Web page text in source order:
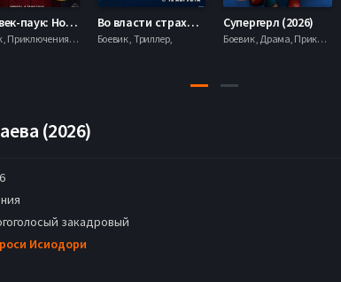
Человек-паук: Новый день (2026)
Боевик , Приключения, Фантастика, Фэнтези,
Во власти страха (2026)
Боевик , Триллер,
Супергерл (2026)
Боевик , Драма, Приключения, Фантастика,
(2026)
закадровый
Исиодори